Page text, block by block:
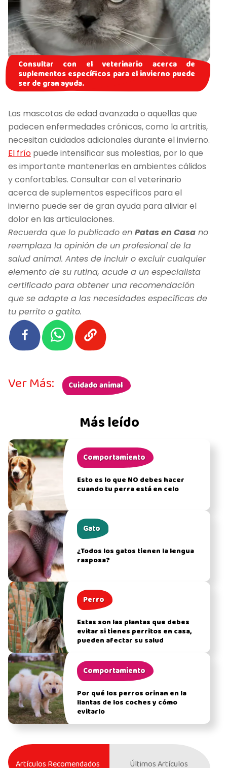
Consultar con el veterinario acerca de
suplementos específicos para el invierno puede
ser de gran ayuda.
Las mascotas de edad avanzada o aquellas que
padecen enfermedades crónicas, como la artritis,
necesitan cuidados adicionales durante el invierno.
El frío puede intensificar sus molestias, por lo que
es importante mantenerlas en ambientes cálidos
y confortables. Consultar con el veterinario
acerca de suplementos específicos para el
invierno puede ser de gran ayuda para aliviar el
dolor en las articulaciones.
Recuerda que lo publicado en Patas en Casa no
reemplaza la opinión de un profesional de la
salud animal. Antes de incluir o excluir cualquier
elemento de su rutina, acude a un especialista
certificado para obtener una recomendación
que se adapte a las necesidades específicas de
tu perrito o gatito.
Más leído
Comportamiento
Esto es lo que NO debes hacer
cuando tu perra está en celo
Gato
¿Todos los gatos tienen la lengua
rasposa?
Perro
Estas son las plantas que debes
evitar si tienes perritos en casa,
pueden afectar su salud
Comportamiento
Por qué los perros orinan en la
llantas de los coches y cómo
evitarlo
Ver Más: Cuidado animal
Artículos Recomendados Últimos Artículos